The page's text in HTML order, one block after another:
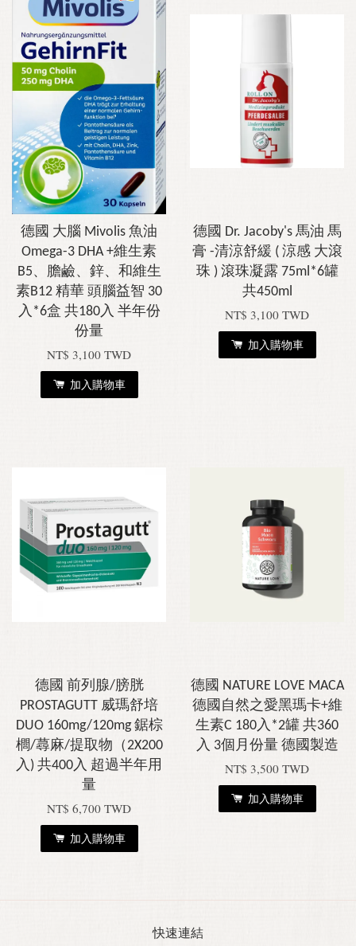
德國 大腦 Mivolis 魚油
Omega-3 DHA +維生素
B5、膽鹼、鋅、和維生
素B12 精華 頭腦益智 30
入*6盒 共180入 半年份
份量
NT$ 3,100 TWD
加入購物車
德國 Dr. Jacoby's 馬油 馬
膏 -清涼舒緩 ( 涼感 大滾
珠 ) 滾珠凝露 75ml*6罐
共450ml
NT$ 3,100 TWD
加入購物車
德國 前列腺/膀胱
PROSTAGUTT 威瑪舒培
DUO 160mg/120mg 鋸棕
櫚/蕁麻/提取物（2X200
入) 共400入 超過半年用
量
NT$ 6,700 TWD
加入購物車
德國 NATURE LOVE MACA
德國自然之愛黑瑪卡+維
生素C 180入*2罐 共360
入 3個月份量 德國製造
NT$ 3,500 TWD
加入購物車
快速連結